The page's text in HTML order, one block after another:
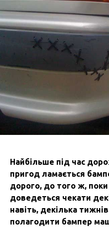
Найбільше під час
пригод ламається
дорого, до того ж,
доведеться чекати
навіть, декілька
полагодити бампер